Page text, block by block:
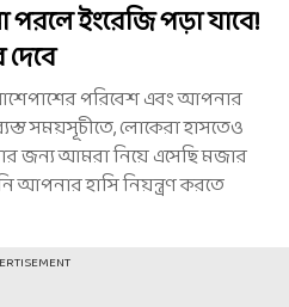
ইংরেজি পড়া যাবে!
পরিবেশ এবং আপনার
সময়সূচীতে, লোকেরা হাসতেও
জন্য আমরা নিয়ে এসেছি মজার
হাসি নিয়ন্ত্রণ করতে